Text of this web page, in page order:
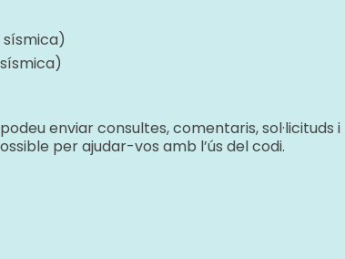
sísmica)
enviar consultes, comentaris, sol·licituds i
per ajudar-vos amb l’ús del codi.